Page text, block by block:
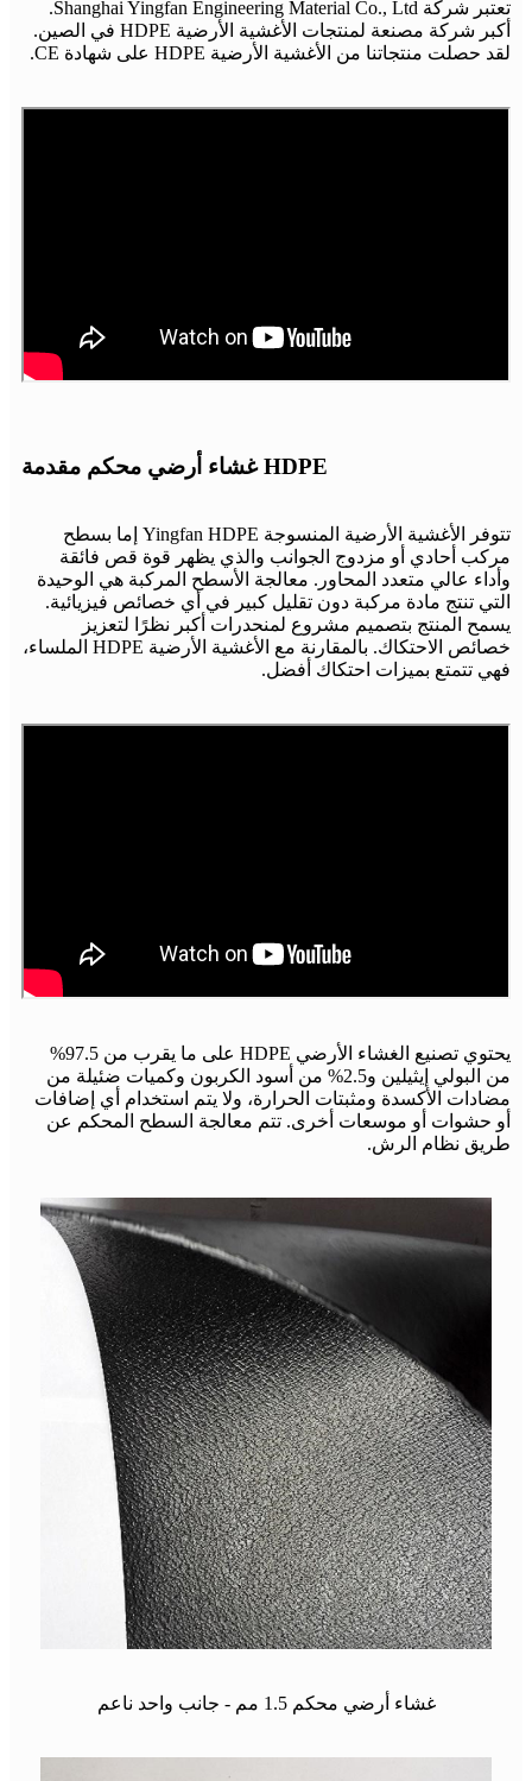
تعتبر شركة Shanghai Yingfan Engineering Material Co., Ltd.
أكبر شركة مصنعة لمنتجات الأغشية الأرضية HDPE في الصين.
لقد حصلت منتجاتنا من الأغشية الأرضية HDPE على شهادة CE.
HDPE غشاء أرضي محكم مقدمة
تتوفر الأغشية الأرضية المنسوجة Yingfan HDPE إما بسطح
مركب أحادي أو مزدوج الجوانب والذي يظهر قوة قص فائقة
وأداء عالي متعدد المحاور. معالجة الأسطح المركبة هي الوحيدة
التي تنتج مادة مركبة دون تقليل كبير في أي خصائص فيزيائية.
يسمح المنتج بتصميم مشروع لمنحدرات أكبر نظرًا لتعزيز
خصائص الاحتكاك. بالمقارنة مع الأغشية الأرضية HDPE الملساء،
فهي تتمتع بميزات احتكاك أفضل.
يحتوي تصنيع الغشاء الأرضي HDPE على ما يقرب من 97.5%
من البولي إيثيلين و2.5% من أسود الكربون وكميات ضئيلة من
مضادات الأكسدة ومثبتات الحرارة، ولا يتم استخدام أي إضافات
أو حشوات أو موسعات أخرى. تتم معالجة السطح المحكم عن
طريق نظام الرش.
غشاء أرضي محكم 1.5 مم - جانب واحد ناعم